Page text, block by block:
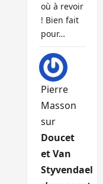
où à revoir
! Bien fait
pour…
Pierre
Masson
sur
Doucet
et Van
Styvendael